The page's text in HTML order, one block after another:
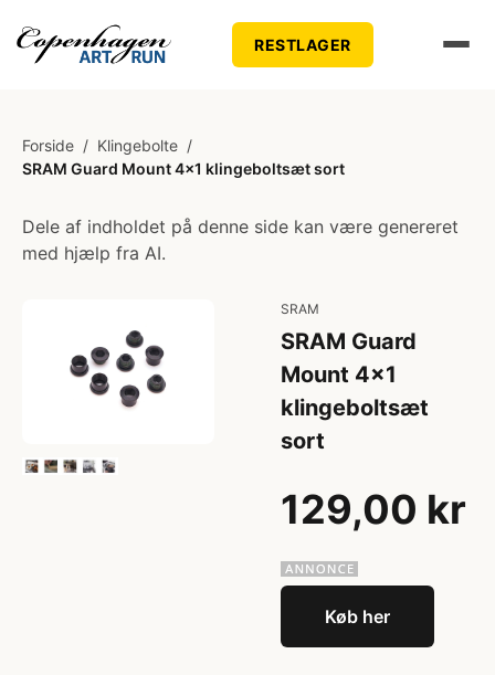
RESTLAGER
Forside / Klingebolte /
SRAM Guard Mount 4x1 klingeboltsæt sort
Dele af indholdet på denne side kan være genereret
med hjælp fra AI.
SRAM
SRAM Guard
Mount 4x1
klingeboltsæt
sort
129,00 kr
Køb her